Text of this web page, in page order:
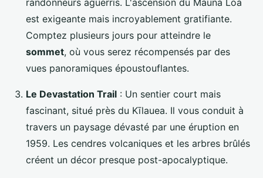
randonneurs aguerris. L'ascension du Mauna Loa
est exigeante mais incroyablement gratifiante.
Comptez plusieurs jours pour atteindre le
sommet, où vous serez récompensés par des
vues panoramiques époustouflantes.
Le Devastation Trail : Un sentier court mais
fascinant, situé près du Kīlauea. Il vous conduit à
travers un paysage dévasté par une éruption en
1959. Les cendres volcaniques et les arbres brûlés
créent un décor presque post-apocalyptique.